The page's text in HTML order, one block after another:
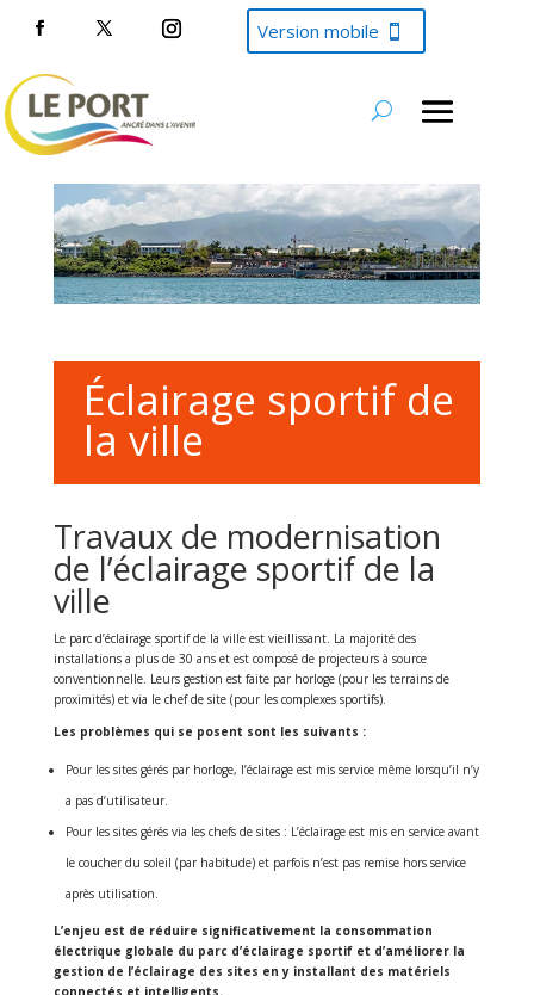
Version mobile
Éclairage sportif de
la ville
Travaux de modernisation
de l’éclairage sportif de la
ville
Le parc d’éclairage sportif de la ville est vieillissant. La majorité des
installations a plus de 30 ans et est composé de projecteurs à source
conventionnelle. Leurs gestion est faite par horloge (pour les terrains de
proximités) et via le chef de site (pour les complexes sportifs).
Les problèmes qui se posent sont les suivants :
Pour les sites gérés par horloge, l’éclairage est mis service même lorsqu’il n’y
a pas d’utilisateur.
Pour les sites gérés via les chefs de sites : L’éclairage est mis en service avant
le coucher du soleil (par habitude) et parfois n’est pas remise hors service
après utilisation.
L’enjeu est de réduire significativement la consommation
électrique globale du parc d’éclairage sportif et d’améliorer la
gestion de l’éclairage des sites en y installant des matériels
connectés et intelligents.